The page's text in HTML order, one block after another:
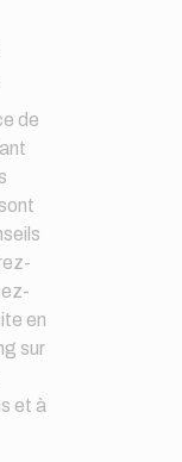
de
en
sur
et à